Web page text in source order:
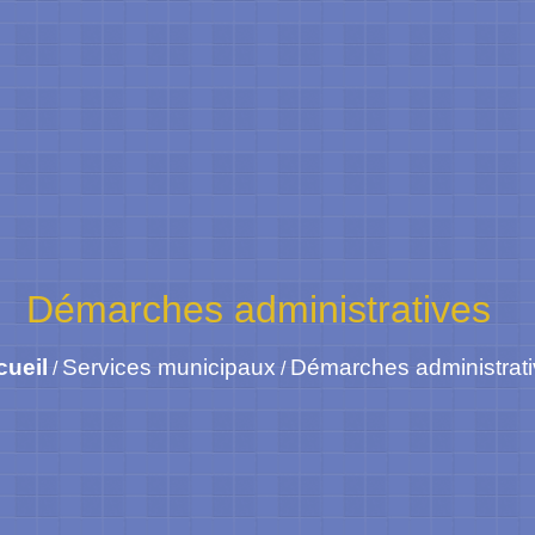
Démarches administratives
/ Services municipaux / Démarches